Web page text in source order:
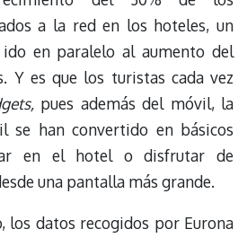
a la red en los hoteles, un
en paralelo al aumento del
Y es que los turistas cada vez
pues además del móvil, la
han convertido en básicos
en el hotel o disfrutar de
una pantalla más grande.
los datos recogidos por Eurona